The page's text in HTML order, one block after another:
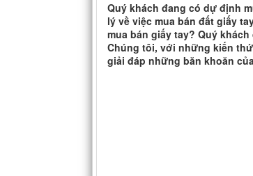
Quý khách đang có dự định
lý về việc mua bán đất giấy
mua bán giấy tay? Quý
Chúng tôi, với những kiến
giải đáp những băn khoăn